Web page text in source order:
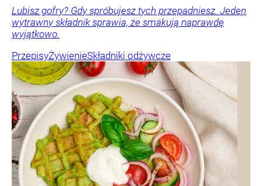
Lubisz gofry? Gdy spróbujesz tych przepadniesz. Jeden
wytrawny składnik sprawia, że smakują naprawdę
wyjątkowo.
PrzepisyŻywienieSkładniki odżywcze